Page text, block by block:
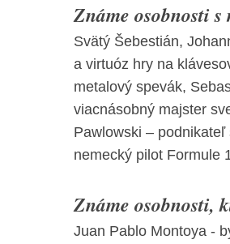
Známe osobnosti
Svätý Šebestián,
a virtuóz hry na
metalový spevák,
viacnásobný majster
Pawlowski –
nemecký pilot Formule
Známe osobnosti,
Juan Pablo Montoya -